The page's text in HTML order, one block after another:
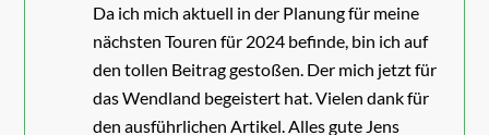
Da ich mich aktuell in der Planung für meine
nächsten Touren für 2024 befinde, bin ich auf
den tollen Beitrag gestoßen. Der mich jetzt für
das Wendland begeistert hat. Vielen dank für
den ausführlichen Artikel. Alles gute Jens